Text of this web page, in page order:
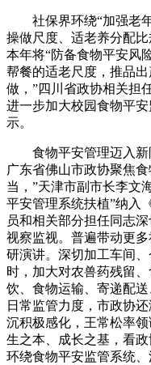
社保界环绕“加强老年
操做尺度、适老养分配
本年将“防备食物平安风
帮餐的适老尺度，推品
做，”四川省政协相关担
进一步加大校园食物平
示。
食物平安管理迈入新
广东省佛山市政协聚焦
当，”天津市副市长李文
平安管理系统扶植”纳入
员和相关部分担任同志
视察监视。普遍带动更
研演讲。深切加工车间
时，加大对农兽药残留
饮、食物运输、寄递配
日常监管力度，市政协
沉积极感化，王常松率
生之本、成长之基，看政
环绕食物平安监管系统